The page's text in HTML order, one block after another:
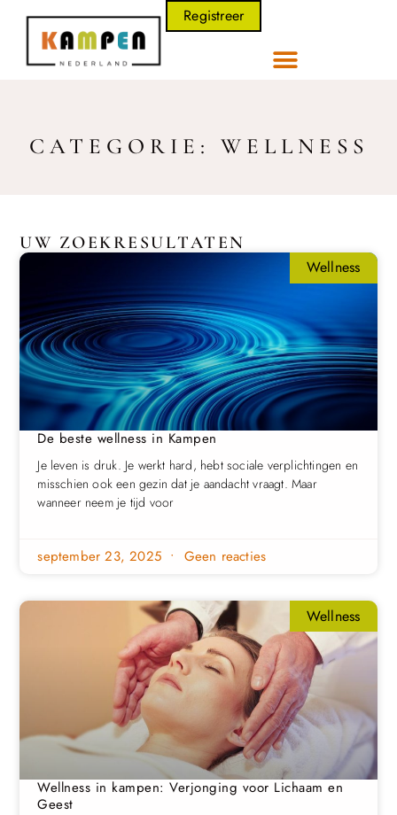
Registreer
CATEGORIE: WELLNESS
UW ZOEKRESULTATEN
Wellness
De beste wellness in Kampen
Je leven is druk. Je werkt hard, hebt sociale verplichtingen en
misschien ook een gezin dat je aandacht vraagt. Maar
wanneer neem je tijd voor
september 23, 2025 Geen reacties
Wellness
Wellness in kampen: Verjonging voor Lichaam en
Geest